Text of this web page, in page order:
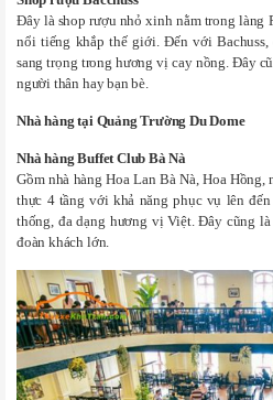
Đây là shop rượu nhỏ xinh nằm trong làng
nổi tiếng khắp thế giới. Đến với
sang trọng trong hương vị cay nồng. Đây
người thân hay bạn bè.
Nhà hàng tại Quảng Trường Du Dome
Nhà hàng Buffet Club Bà Nà
Gồm nhà hàng Hoa Lan Bà Nà, Hoa Hồng,
thực 4 tầng với khả năng phục vụ lên
thống, đa dạng hương vị Việt. Đây cũng
đoàn khách lớn.